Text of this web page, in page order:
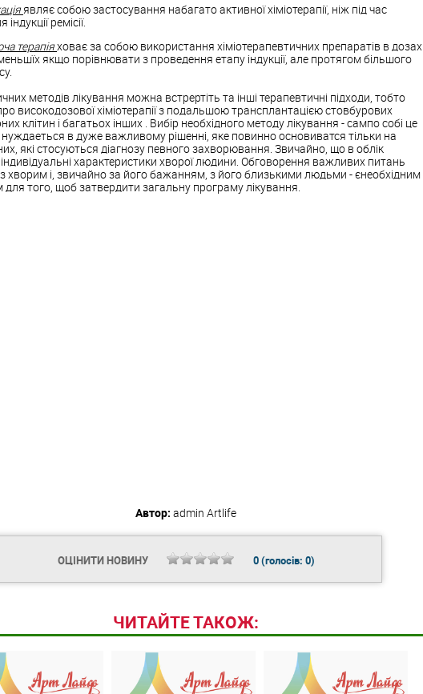
являє собою застосування набагато активної хіміотерапії, ніж під час
ремісії.
терапіяховає за собою використання хіміотерапевтичних препаратів в дозах
якщо порівнювати з проведення етапу індукції, але протягом більшого
методів лікування можна встрертіть та інші терапевтичні підходи, тобто
високодозової хіміотерапії з подальшою трансплантацією стовбурових
клітин і багатьох інших . Вибір необхідного методу лікування - сампо собі це
в дуже важливому рішенні, яке повинно основиватся тільки на
які стосуються діагнозу певного захворювання. Звичайно, що в облік
індивідуальні характеристики хворої людини. Обговорення важливих питань
з хворим і, звичайно за його бажанням, з його близькими людьми - єнеобхідним
того, щоб затвердити загальну програму лікування.
Автор: admin Artlife
ОЦІНИТИ НОВИНУ 0(голосів: 0)
ЧИТАЙТЕ ТАКОЖ: